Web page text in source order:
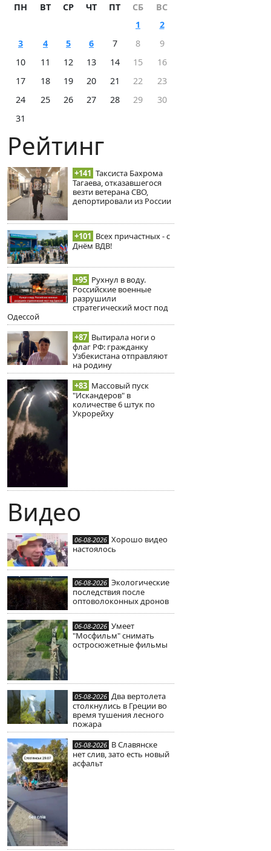
ПН ВТ СР ЧТ ПТ СБ
ВС
1
2
3
4 5 6 7 8
9
10
11 12 13 14 15
16
17
18 19 20 21 22
23
24
25 26 27 28 29
30
31
Рейтинг
+141 Таксиста Бахрома
Тагаева, отказавшегося
везти ветерана СВО,
депортировали из России
+101 Всех причастных - с
Днём ВДВ!
+95 Рухнул в воду.
Российские военные
разрушили
стратегический мост под
Одессой
+87 Вытирала ноги о
флаг РФ: гражданку
Узбекистана отправляют
на родину
+83 Массовый пуск
"Искандеров" в
количестве 6 штук по
Укрорейху
Видео
06-08-2026 Хорошо видео
настоялось
06-08-2026 Экологические
последствия после
оптоволоконных дронов
06-08-2026 Умеет
"Мосфильм" снимать
остросюжетные фильмы
05-08-2026 Два вертолета
столкнулись в Греции во
время тушения лесного
пожара
05-08-2026 В Славянске
нет слив, зато есть новый
асфальт